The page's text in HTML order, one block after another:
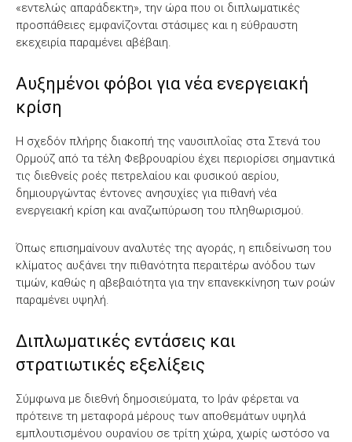
«εντελώς απαράδεκτη», την ώρα που οι διπλωματικές
προσπάθειες εμφανίζονται στάσιμες και η εύθραυστη
εκεχειρία παραμένει αβέβαιη.
Αυξημένοι φόβοι για νέα ενεργειακή
κρίση
Η σχεδόν πλήρης διακοπή της ναυσιπλοΐας στα Στενά του
Ορμούζ από τα τέλη Φεβρουαρίου έχει περιορίσει σημαντικά
τις διεθνείς ροές πετρελαίου και φυσικού αερίου,
δημιουργώντας έντονες ανησυχίες για πιθανή νέα
ενεργειακή κρίση και αναζωπύρωση του πληθωρισμού.
Όπως επισημαίνουν αναλυτές της αγοράς, η επιδείνωση του
κλίματος αυξάνει την πιθανότητα περαιτέρω ανόδου των
τιμών, καθώς η αβεβαιότητα για την επανεκκίνηση των ροών
παραμένει υψηλή.
Διπλωματικές εντάσεις και
στρατιωτικές εξελίξεις
Σύμφωνα με διεθνή δημοσιεύματα, το Ιράν φέρεται να
πρότεινε τη μεταφορά μέρους των αποθεμάτων υψηλά
εμπλουτισμένου ουρανίου σε τρίτη χώρα, χωρίς ωστόσο να